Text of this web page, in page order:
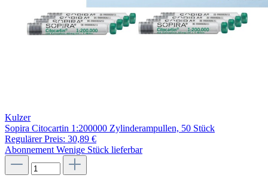
Kulzer
Sopira Citocartin 1:200000 Zylinderampullen, 50 Stück
Regulärer Preis: 30,89 €
AbonnementWenige Stück lieferbar